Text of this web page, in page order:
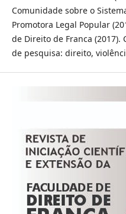
Comunidade sobre o
Promotora Legal Popular
de Direito de Franca (2017).
de pesquisa: direito,